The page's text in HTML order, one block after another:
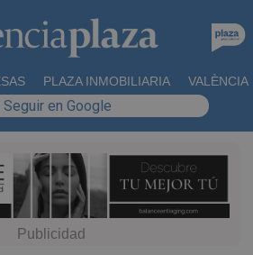
PLAZA INMOBILIARIA VALÈNCIA
Seguir en Google